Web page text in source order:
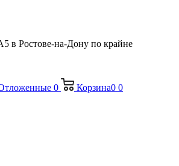
в Ростове-на-Дону по крайне
0 Корзина0 0